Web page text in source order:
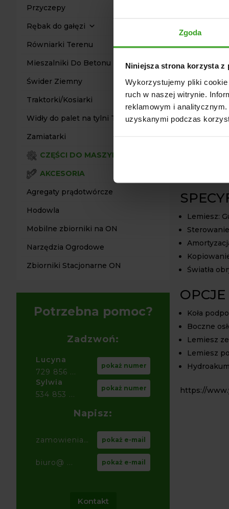
Zgoda
Niniejsza strona korzysta z
Wykorzystujemy pliki
ruch w naszej witrynie.
reklamowym i
uzyskanymi podczas
Przyczepy
Rębak do gałęzi
Równiarki Terenu
Mieszalniki Do Betonu
Świder Ziemny
Traktorki/Kosiarki
Widły do palet na tylni TUZ
Zamiatarki
CZĘŚCI DO MASZYN
AKCESORIA
Agregaty prądotwórcze
Hodowla
Mobilne zbiorniki na ON
Narzędzia Ogrodowe
Zbiorniki Stacjonarne ON
Potrzebna pomoc?
Zadzwoń:
Lucyna
729 856 ...
pokaż numer
Sylwia
534 853 ...
pokaż numer
Napisz:
zamowienia@ ... pokaż e-mail
biuro@ ... pokaż e-mail
Kontakt
elementy
dołu
Sprężyny
warunkach.
strzałkowe,
prosty
Lemiesz:
Światła
Koła
Boczne
Lemiesz
Lemiesz
https://